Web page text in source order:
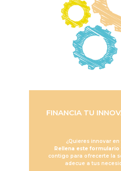
FINANCIA TU
¿Quieres innovar
Rellena este formulario
contigo para ofrecerte la
adecue a tus